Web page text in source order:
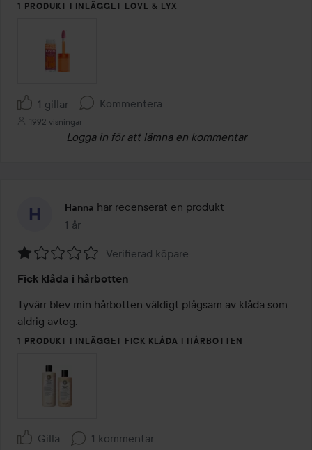
1 PRODUKT I INLÄGGET LOVE & LYX
1 gillar Kommentera
1992 visningar
Logga in för att lämna en kommentar
Hanna har recenserat en produkt
1 år
Inlägget skapades 1 år
1
av
5
Verifierad köpare
Fick klåda i hårbotten
Tyvärr blev min hårbotten väldigt plågsam av klåda som
aldrig avtog.
1 PRODUKT I INLÄGGET FICK KLÅDA I HÅRBOTTEN
Gilla 1 kommentar